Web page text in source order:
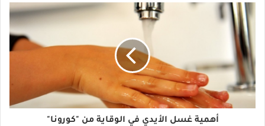
أهمية غسل الأيدي في الوقاية من "كورونا"